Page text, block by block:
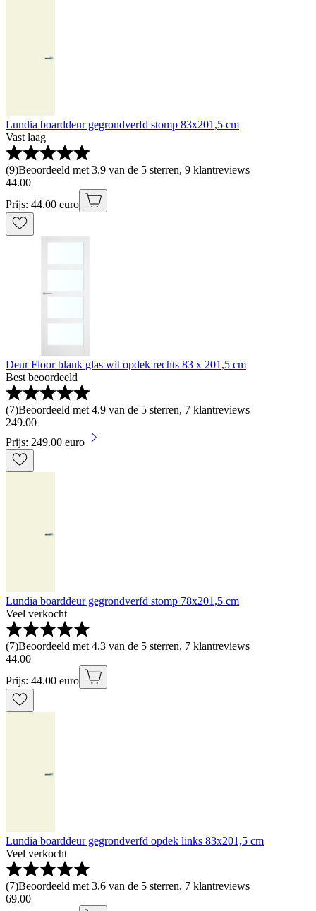
Lundia boarddeur gegrondverfd stomp 83x201,5 cm
Vast laag
(9)Beoordeeld met 3.9 van de 5 sterren, 9 klantreviews
44.00
Prijs: 44.00 euro
Deur Floor blank glas wit opdek rechts 83 x 201,5 cm
Best beoordeeld
(7)Beoordeeld met 4.9 van de 5 sterren, 7 klantreviews
249.00
Prijs: 249.00 euro
Lundia boarddeur gegrondverfd stomp 78x201,5 cm
Veel verkocht
(7)Beoordeeld met 4.3 van de 5 sterren, 7 klantreviews
44.00
Prijs: 44.00 euro
Lundia boarddeur gegrondverfd opdek links 83x201,5 cm
Veel verkocht
(7)Beoordeeld met 3.6 van de 5 sterren, 7 klantreviews
69.00